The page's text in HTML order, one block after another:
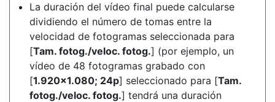
La duración del vídeo final puede calcularse
dividiendo el número de tomas entre la
velocidad de fotogramas seleccionada para
[Tam. fotog./veloc. fotog.] (por ejemplo, un
vídeo de 48 fotogramas grabado con
[1.920×1.080; 24p] seleccionado para [Tam.
fotog./veloc. fotog.] tendrá una duración